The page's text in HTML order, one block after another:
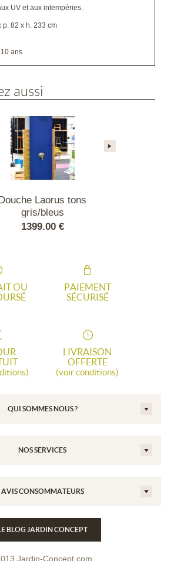
UV et aux intempéries.
p. 82 x h. 233 cm
10 ans
aussi
Douche Laorus tons
gris/bleus
1399.00 €
OU
PAIEMENT
SÉCURISÉ
LIVRAISON
OFFERTE
(voir conditions)
QUI SOMMES NOUS ?
NOS SERVICES
AVIS CONSOMMATEURS
LE BLOG JARDIN CONCEPT
Jardin-Concept.com